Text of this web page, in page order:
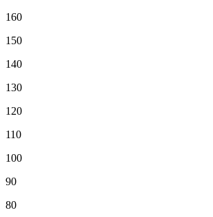
160
150
140
130
120
110
100
90
80